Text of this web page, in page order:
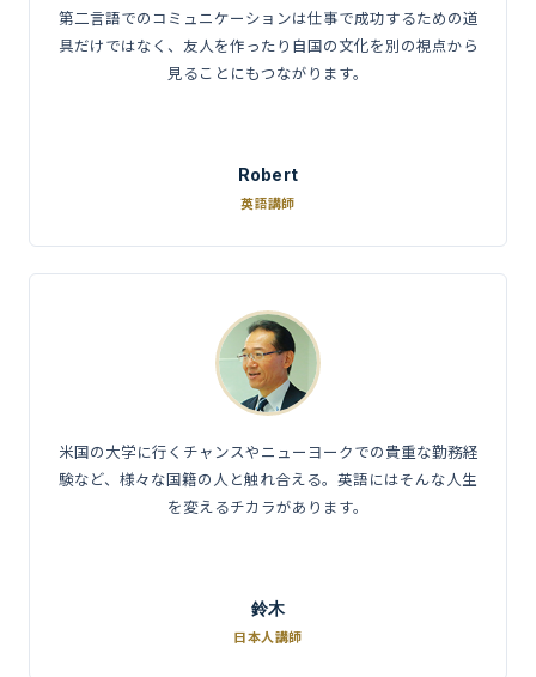
第二言語でのコミュニケーションは仕事で成功するための道
具だけではなく、友人を作ったり自国の文化を別の視点から
見ることにもつながります。
Robert
英語講師
米国の大学に行くチャンスやニューヨークでの貴重な勤務経
験など、様々な国籍の人と触れ合える。英語にはそんな人生
を変えるチカラがあります。
鈴木
日本人講師